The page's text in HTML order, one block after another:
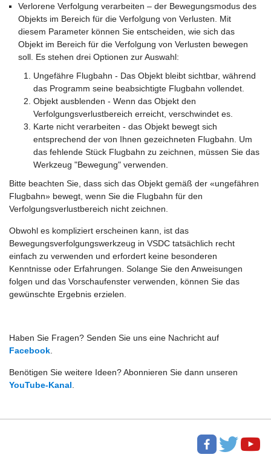
Verlorene Verfolgung verarbeiten – der Bewegungsmodus des
Objekts im Bereich für die Verfolgung von Verlusten. Mit
diesem Parameter können Sie entscheiden, wie sich das
Objekt im Bereich für die Verfolgung von Verlusten bewegen
soll. Es stehen drei Optionen zur Auswahl:
Ungefähre Flugbahn - Das Objekt bleibt sichtbar, während
das Programm seine beabsichtigte Flugbahn vollendet.
Objekt ausblenden - Wenn das Objekt den
Verfolgungsverlustbereich erreicht, verschwindet es.
Karte nicht verarbeiten - das Objekt bewegt sich
entsprechend der von Ihnen gezeichneten Flugbahn. Um
das fehlende Stück Flugbahn zu zeichnen, müssen Sie das
Werkzeug "Bewegung" verwenden.
Bitte beachten Sie, dass sich das Objekt gemäß der «ungefähren
Flugbahn» bewegt, wenn Sie die Flugbahn für den
Verfolgungsverlustbereich nicht zeichnen.
Obwohl es kompliziert erscheinen kann, ist das
Bewegungsverfolgungswerkzeug in VSDC tatsächlich recht
einfach zu verwenden und erfordert keine besonderen
Kenntnisse oder Erfahrungen. Solange Sie den Anweisungen
folgen und das Vorschaufenster verwenden, können Sie das
gewünschte Ergebnis erzielen.
Haben Sie Fragen? Senden Sie uns eine Nachricht auf
Facebook
Benötigen Sie weitere Ideen? Abonnieren Sie dann unseren
YouTube-Kanal